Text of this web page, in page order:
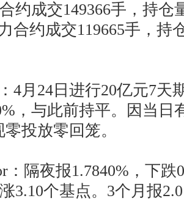
约成交149366手，持仓
合约成交119665手，持
24日进行20亿元7天
，与此前持平。因当日
投放零回笼。
隔夜报1.7840%，下跌
3.10个基点。3个月报